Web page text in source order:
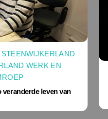
STEENWIJKERLAND
WERK EN
leven van